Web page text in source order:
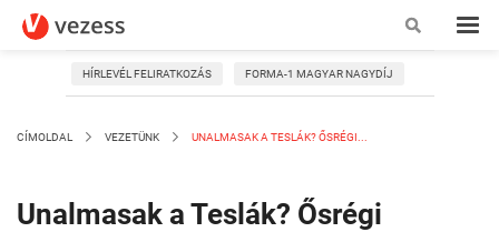
HÍRLEVÉL FELIRATKOZÁS FORMA-1 MAGYAR NAGYDÍJ
CÍMOLDAL VEZETÜNK UNALMASAK A TESLÁK? ŐSRÉGI...
Unalmasak a Teslák? Ősrégi